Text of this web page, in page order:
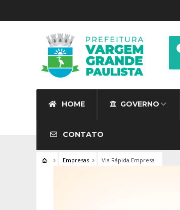
HOME GOVERNO
CONTATO
Empresas Via Rápida Empresa